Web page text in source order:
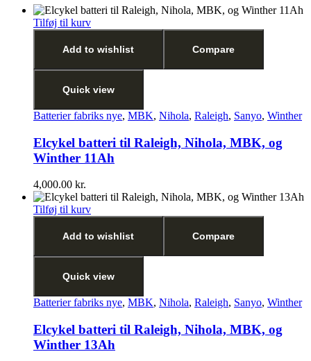
Tilføj til kurv
Add to wishlist Compare
Quick view
Batterier fabriks nye, MBK, Nihola, Raleigh, Sanyo, Winther
Elcykel batteri til Raleigh, Nihola, MBK, og
Winther 11Ah
4,000.00 kr.
Tilføj til kurv
Add to wishlist Compare
Quick view
Batterier fabriks nye, MBK, Nihola, Raleigh, Sanyo, Winther
Elcykel batteri til Raleigh, Nihola, MBK, og
Winther 13Ah